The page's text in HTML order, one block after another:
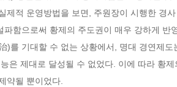
제적 운영방법을 보면, 주원장이 시행한 경
함으로써 황제의 주도권이 매우 강하게 반
)를 기대할 수 없는 상황에서, 명대 경연제
은 제대로 달성될 수 없었다. 이에 따라 황
약될 뿐이었다.